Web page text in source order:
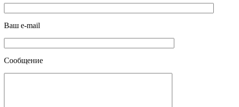
Ваш e-mail
Сообщение